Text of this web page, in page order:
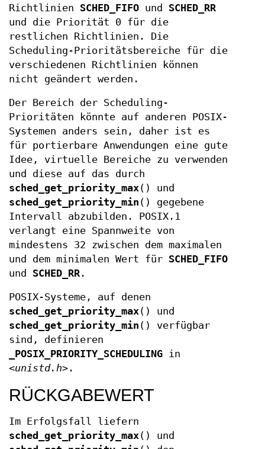
Richtlinien SCHED_FIFO und SCHED_RR
und die Priorität 0 für die
restlichen Richtlinien. Die
Scheduling-Prioritätsbereiche für die
verschiedenen Richtlinien können
nicht geändert werden.
Der Bereich der Scheduling-
Prioritäten könnte auf anderen POSIX-
Systemen anders sein, daher ist es
für portierbare Anwendungen eine gute
Idee, virtuelle Bereiche zu verwenden
und diese auf das durch
sched_get_priority_max() und
sched_get_priority_min () gegebene
Intervall abzubilden. POSIX.1
verlangt eine Spannweite von
mindestens 32 zwischen dem maximalen
und dem minimalen Wert für SCHED_FIFO
und SCHED_RR .
POSIX-Systeme, auf denen
sched_get_priority_max() und
sched_get_priority_min () verfügbar
sind, definieren
_POSIX_PRIORITY_SCHEDULING in
<unistd.h> .
RÜCKGABEWERT
Im Erfolgsfall liefern
sched_get_priority_max() und